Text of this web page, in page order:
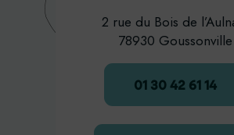
2 rue du Bois de
78930 Goussonville
01 30 42 61 14